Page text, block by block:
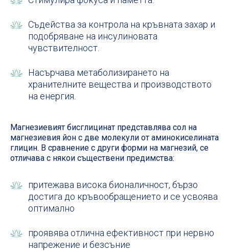
Съдейства за контрола на кръвната захар и
подобряване на инсулиновата
чувствителност.
Насърчава метаболизирането на
хранителните вещества и производството
на енергия.
Магнезиевият бисглицинат представлява сол на
магнезиевия йон с две молекули от аминокиселината
глицин. В сравнение с други форми на магнезий, се
отличава с някои съществени предимства:
притежава висока бионаличност, бързо
достига до кръвообращението и се усвоява
оптимално
проявява отлична ефективност при нервно
напрежение и безсъние